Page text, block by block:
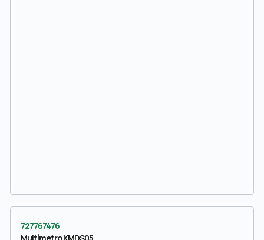
727767476
Multímetro KMDS05